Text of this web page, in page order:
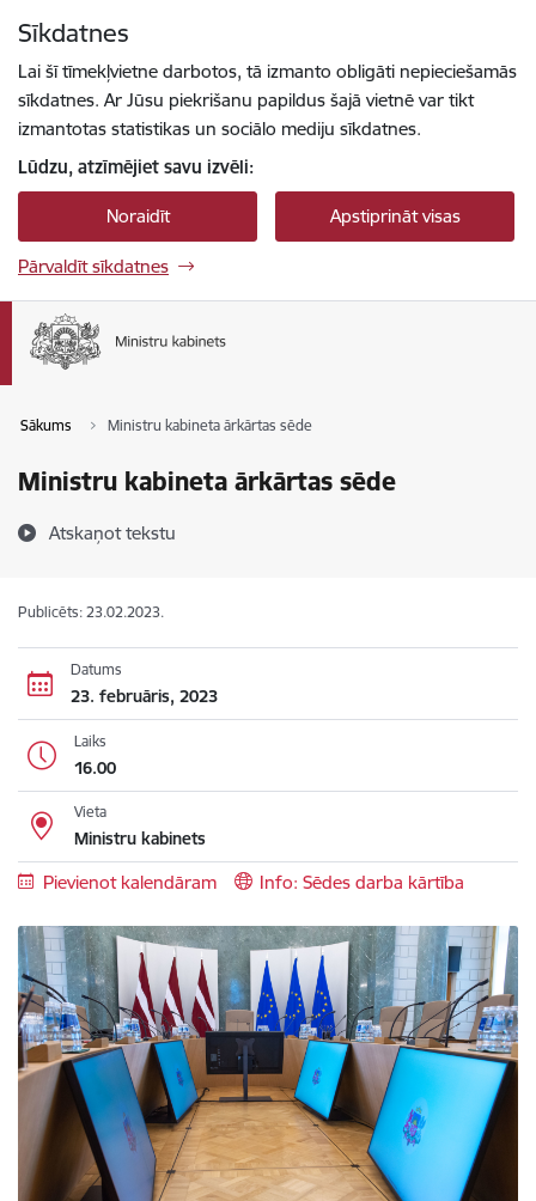
Sīkdatnes
Lai šī tīmekļvietne darbotos, tā izmanto obligāti nepieciešamās
sīkdatnes. Ar Jūsu piekrišanu papildus šajā vietnē var tikt
izmantotas statistikas un sociālo mediju sīkdatnes.
Lūdzu, atzīmējiet savu izvēli:
Noraidīt Apstiprināt visas
Pārvaldīt sīkdatnes
Sākums Ministru kabineta ārkārtas sēde
Ministru kabineta ārkārtas sēde
Atskaņot tekstu
Publicēts: 23.02.2023.
Datums
23. februāris, 2023
Laiks
16.00
Vieta
Ministru kabinets
Pievienot kalendāram Info: Sēdes darba kārtība